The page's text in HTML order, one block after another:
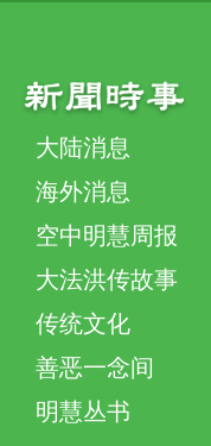
大陆消息
海外消息
空中明慧周报
大法洪传故事
传统文化
善恶一念间
明慧丛书